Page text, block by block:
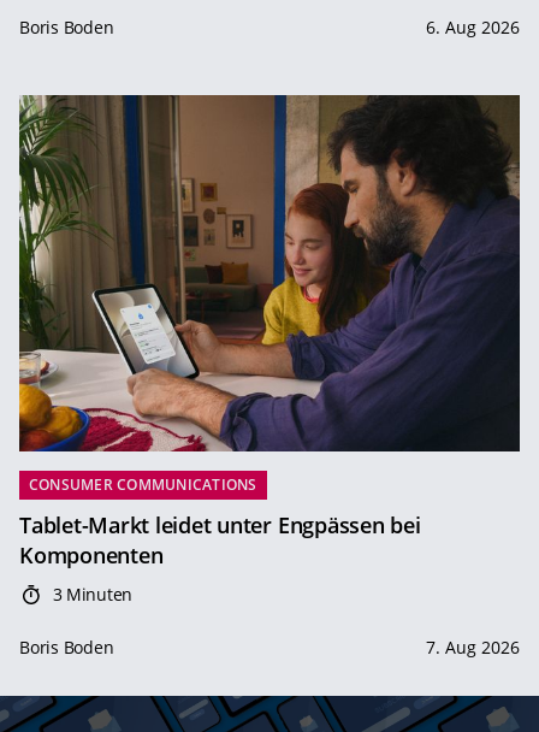
Boris Boden 6. Aug 2026
CONSUMER COMMUNICATIONS
Tablet-Markt leidet unter Engpässen bei
Komponenten
3 Minuten
Boris Boden 7. Aug 2026